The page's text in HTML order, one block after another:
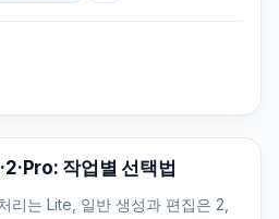
작업별 선택법
리는 Lite, 일반 생성과 편집은 2,